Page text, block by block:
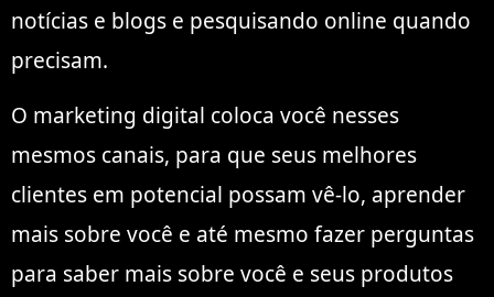
notícias e blogs e pesquisando online quando
precisam.
O marketing digital coloca você nesses
mesmos canais, para que seus melhores
clientes em potencial possam vê-lo, aprender
mais sobre você e até mesmo fazer perguntas
para saber mais sobre você e seus produtos